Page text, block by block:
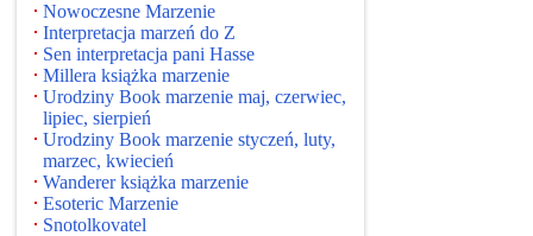
Nowoczesne Marzenie
Interpretacja marzeń do Z
Sen interpretacja pani Hasse
Millera książka marzenie
Urodziny Book marzenie maj, czerwiec,
lipiec, sierpień
Urodziny Book marzenie styczeń, luty,
marzec, kwiecień
Wanderer książka marzenie
Esoteric Marzenie
Snotolkovatel